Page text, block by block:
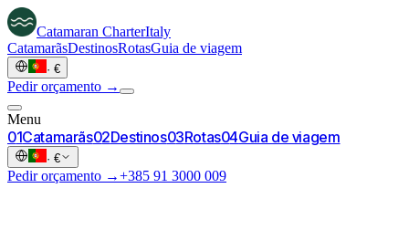
Catamaran CharterItaly
CatamarãsDestinosRotasGuia de viagem
· €
Pedir orçamento →
Menu
01Catamarãs02Destinos03Rotas04Guia de viagem
· €
Pedir orçamento →+385 91 3000 009